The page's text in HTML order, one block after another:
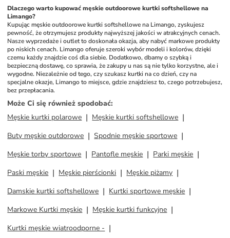
Dlaczego warto kupować męskie outdoorowe kurtki softshellowe na
Limango?
Kupując męskie outdoorowe kurtki softshellowe na Limango, zyskujesz
pewność, że otrzymujesz produkty najwyższej jakości w atrakcyjnych cenach.
Nasze wyprzedaże i outlet to doskonała okazja, aby nabyć markowe produkty
po niskich cenach. Limango oferuje szeroki wybór modeli i kolorów, dzięki
czemu każdy znajdzie coś dla siebie. Dodatkowo, dbamy o szybką i
bezpieczną dostawę, co sprawia, że zakupy u nas są nie tylko korzystne, ale i
wygodne. Niezależnie od tego, czy szukasz kurtki na co dzień, czy na
specjalne okazje, Limango to miejsce, gdzie znajdziesz to, czego potrzebujesz,
bez przepłacania.
Może Ci się również spodobać:
Męskie kurtki polarowe
Męskie kurtki softshellowe
Buty męskie outdorowe
Spodnie męskie sportowe
Męskie torby sportowe
Pantofle męskie
Parki męskie
Paski męskie
Męskie pierścionki
Męskie piżamy
Damskie kurtki softshellowe
Kurtki sportowe męskie
Markowe Kurtki męskie
Męskie kurtki funkcyjne
Kurtki męskie wiatroodporne -